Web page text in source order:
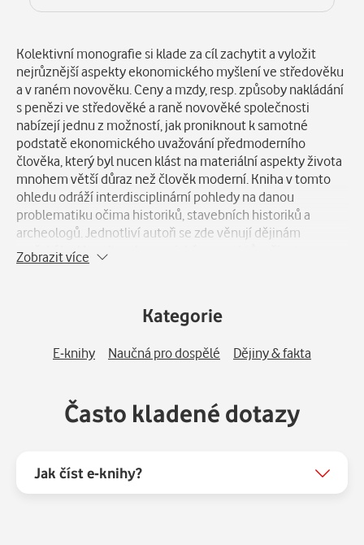
Popis
Kolektivní monografie si klade za cíl zachytit a vyložit
nejrůznější aspekty ekonomického myšlení ve středověku
a v raném novověku. Ceny a mzdy, resp. způsoby nakládání
s penězi ve středověké a raně novověké společnosti
nabízejí jednu z možností, jak proniknout k samotné
podstatě ekonomického uvažování předmoderního
člověka, který byl nucen klást na materiální aspekty života
mnohem větší důraz než člověk moderní. Kniha v tomto
ohledu odráží interdisciplinární pohledy na danou
problematiku očima historiků, stavebních historiků a
archeologů. Jednotliví autoři se zde věnují dějinám
pražského Ungeltu, ekonomickým aspektům života
sedláků v okolí Chebu v 15. století, způsobům kontroly
letech 15. století, židovským půjčkám ve Znojmě, zlatým a
doložených archeologickými nálezy, v městském
Zobrazit více
Kategorie
E-knihy Naučná pro dospělé Dějiny & fakta
Často kladené dotazy
Jak číst e-knihy?